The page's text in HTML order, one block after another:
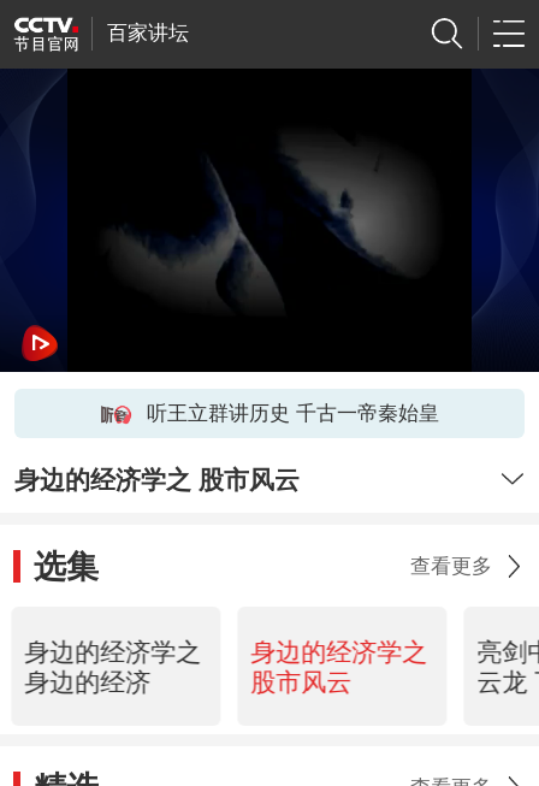
百家讲坛
听王立群讲历史 千古一帝秦始皇
身边的经济学之 股市风云
选集 查看更多
身边的经济学之
身边的经济
身边的经济学之
股市风云
亮剑
云龙